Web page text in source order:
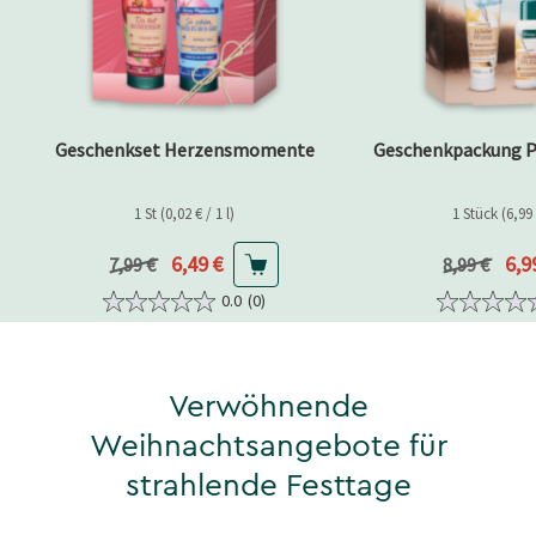
Geschenkset Herzensmomente
1 St (0,02 € / 1 l)
Vorheriger Preis
7,99 € Aktueller Preis
6,49 €
0.0 (0)
Geschenkpackung
1 Stück
Vorheriger
8,99 €
Verwöhnende
Weihnachtsangebote für
strahlende Festtage